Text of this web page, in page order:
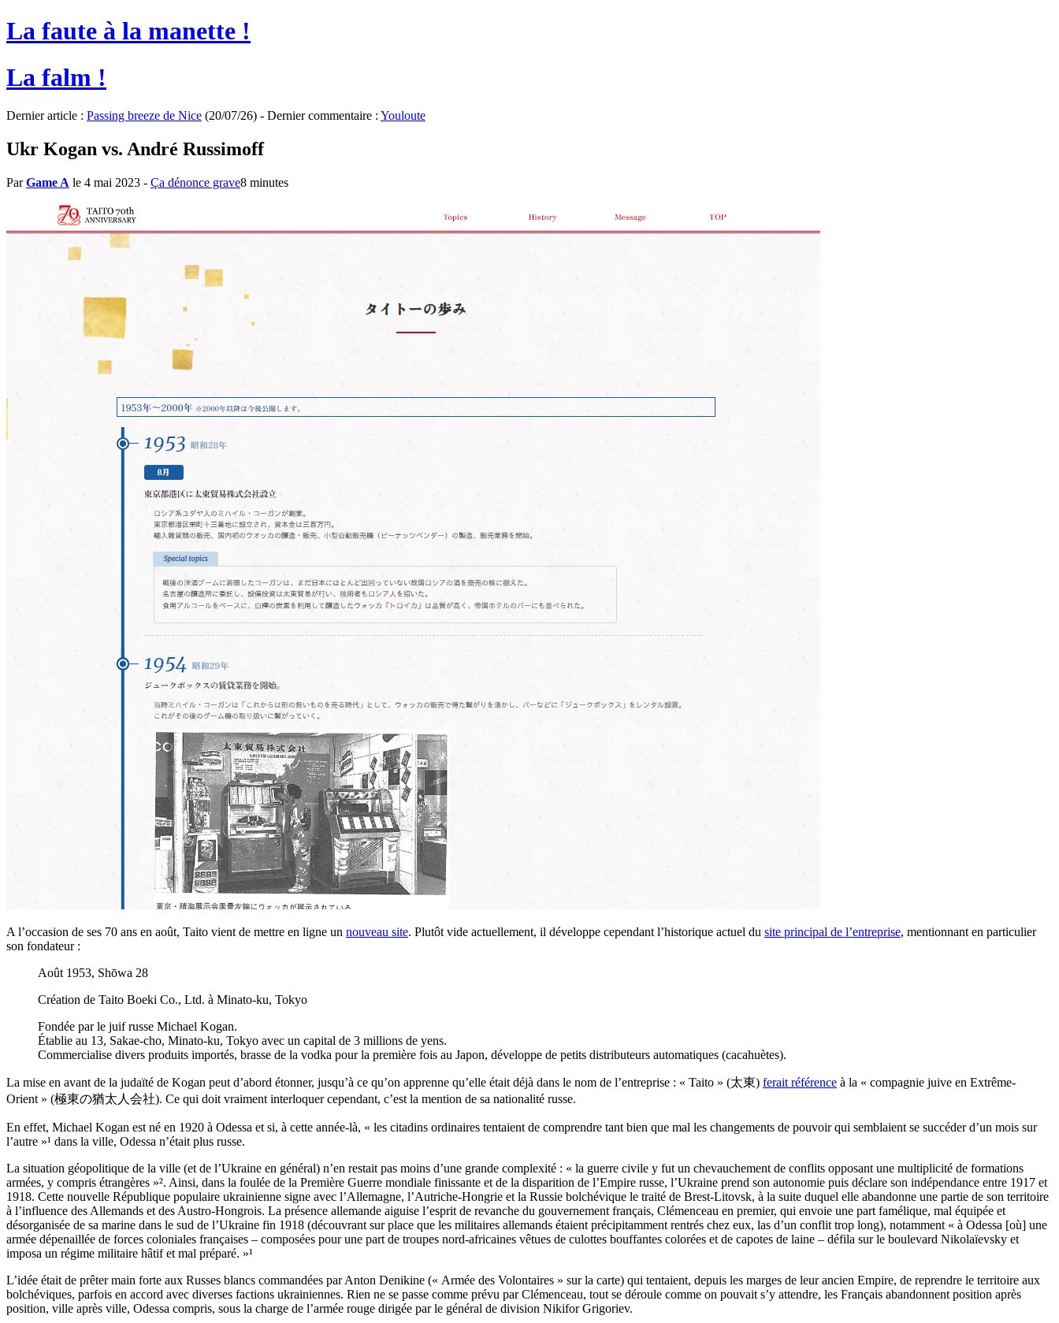
La faute à la manette !
La falm !
Dernier article : Passing breeze de Nice (20/07/26) - Dernier commentaire : Youloute
Ukr Kogan vs. André Russimoff
ParGame A le 4 mai 2023 - Ça dénonce grave8 minutes
A l’occasion de ses 70 ans en août, Taito vient de mettre en ligne un nouveau site. Plutôt vide actuellement, il développe cependant l’historique actuel du site principal de l’entreprise, mentionnant en particulier
son fondateur :
Août 1953, Shōwa 28
Création de Taito Boeki Co., Ltd. à Minato-ku, Tokyo
Fondée par le juif russe Michael Kogan.
Établie au 13, Sakae-cho, Minato-ku, Tokyo avec un capital de 3 millions de yens.
Commercialise divers produits importés, brasse de la vodka pour la première fois au Japon, développe de petits distributeurs automatiques (cacahuètes).
La mise en avant de la judaïté de Kogan peut d’abord étonner, jusqu’à ce qu’on apprenne qu’elle était déjà dans le nom de l’entreprise : « Taito » (太東) ferait référence à la « compagnie juive en Extrême-
Orient » (極東の猶太人会社). Ce qui doit vraiment interloquer cependant, c’est la mention de sa nationalité russe.
En effet, Michael Kogan est né en 1920 à Odessa et si, à cette année-là, « les citadins ordinaires tentaient de comprendre tant bien que mal les changements de pouvoir qui semblaient se succéder d’un mois sur
l’autre »¹ dans la ville, Odessa n’était plus russe.
La situation géopolitique de la ville (et de l’Ukraine en général) n’en restait pas moins d’une grande complexité : « la guerre civile y fut un chevauchement de conflits opposant une multiplicité de formations
armées, y compris étrangères »². Ainsi, dans la foulée de la Première Guerre mondiale finissante et de la disparition de l’Empire russe, l’Ukraine prend son autonomie puis déclare son indépendance entre 1917 et
1918. Cette nouvelle République populaire ukrainienne signe avec l’Allemagne, l’Autriche-Hongrie et la Russie bolchévique le traité de Brest-Litovsk, à la suite duquel elle abandonne une partie de son territoire
à l’influence des Allemands et des Austro-Hongrois. La présence allemande aiguise l’esprit de revanche du gouvernement français, Clémenceau en premier, qui envoie une part famélique, mal équipée et
désorganisée de sa marine dans le sud de l’Ukraine fin 1918 (découvrant sur place que les militaires allemands étaient précipitamment rentrés chez eux, las d’un conflit trop long), notamment « à Odessa [où] une
armée dépenaillée de forces coloniales françaises – composées pour une part de troupes nord-africaines vêtues de culottes bouffantes colorées et de capotes de laine – défila sur le boulevard Nikolaïevsky et
imposa un régime militaire hâtif et mal préparé. »¹
L’idée était de prêter main forte aux Russes blancs commandées par Anton Denikine (« Armée des Volontaires » sur la carte) qui tentaient, depuis les marges de leur ancien Empire, de reprendre le territoire aux
bolchéviques, parfois en accord avec diverses factions ukrainiennes. Rien ne se passe comme prévu par Clémenceau, tout se déroule comme on pouvait s’y attendre, les Français abandonnent position après
position, ville après ville, Odessa compris, sous la charge de l’armée rouge dirigée par le général de division Nikifor Grigoriev.